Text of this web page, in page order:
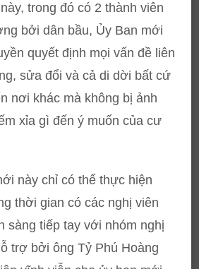
trong đó có 2 thành viên
bởi dân bầu, Ủy Ban mới
quyết định mọi vấn đề liên
sửa đổi và cả di dời bất cứ
nơi khác mà không bị ảnh
xỉa gì đến ý muốn của cư
này chỉ có thể thực hiện
thời gian có các nghị viên
sàng tiếp tay với nhóm nghị
trợ bởi ông Tỷ Phú Hoàng